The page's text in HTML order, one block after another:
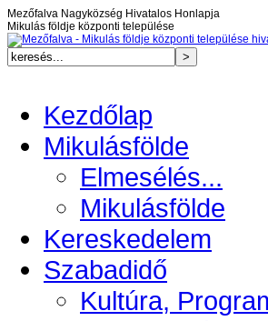
Mezőfalva Nagyközség Hivatalos Honlapja
Mikulás földje központi települése
Kezdőlap
Mikulásfölde
Elmesélés...
Mikulásfölde
Kereskedelem
Szabadidő
Kultúra,